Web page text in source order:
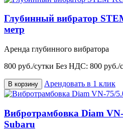
Глубинный вибратор
метр
Аренда глубинного
800 руб./сутки Без НДС: 800 руб./
В корзину Арендовать в 1 клик
Вибротрамбовка Diam
Subaru